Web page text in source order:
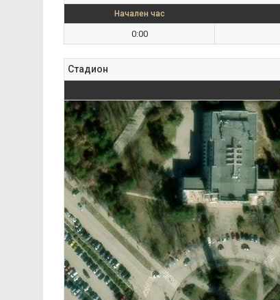
Начален час
0:00
Стадион